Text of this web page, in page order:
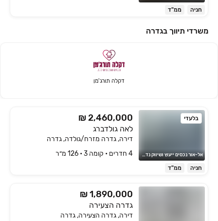
חניה ממ"ד
משרדי תיווך בגדרה
דקלה תורג'מן
בלעדי
אל-אור נכסים ייעוץ ושיווק נדל"ן
₪ 2,460,000
לאה גולדברג
דירה, גדרה מזרח/גולדה, גדרה
4 חדרים • קומה ‎3‏ • 126 מ״ר
חניה ממ"ד
₪ 1,890,000
גדרה הצעירה
דירה, גדרה הצעירה, גדרה